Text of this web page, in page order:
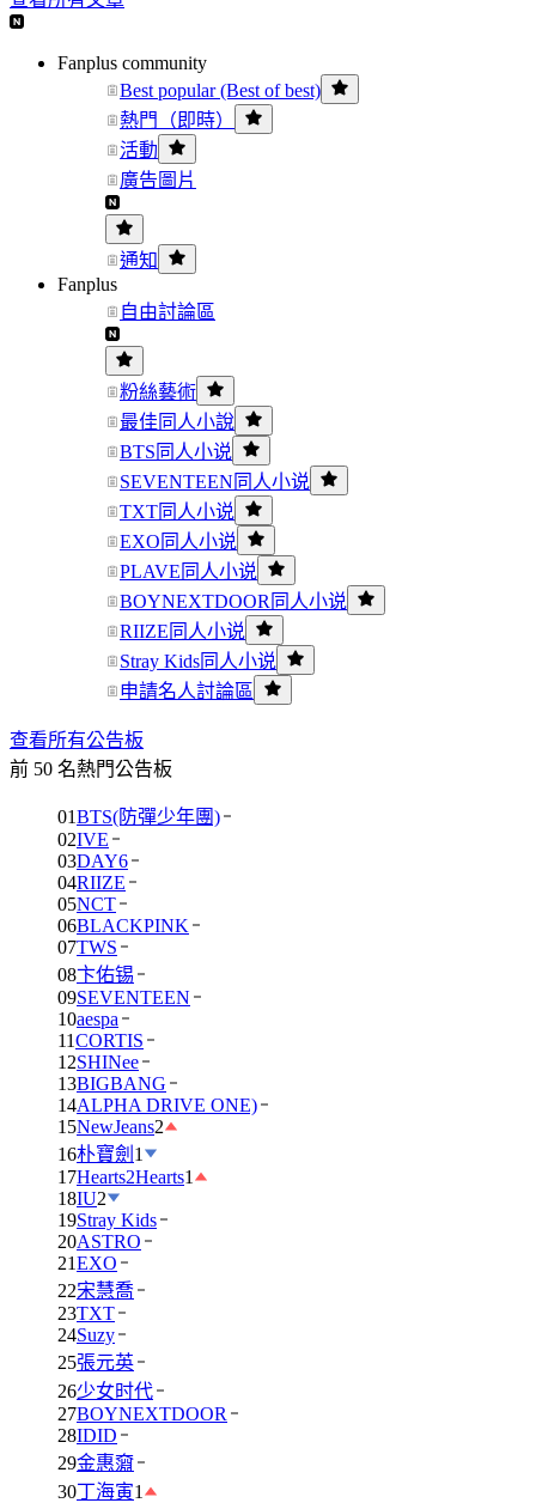
Fanplus community
Best popular (Best of best)
熱門（即時）
活動
廣告圖片
通知
Fanplus
自由討論區
粉絲藝術
最佳同人小說
BTS同人小说
SEVENTEEN同人小说
TXT同人小说
EXO同人小说
PLAVE同人小说
BOYNEXTDOOR同人小说
RIIZE同人小说
Stray Kids同人小说
申請名人討論區
查看所有公告板
前 50 名熱門公告板
01BTS(防彈少年團)
02IVE
03DAY6
04RIIZE
05NCT
06BLACKPINK
07TWS
08卞佑锡
09SEVENTEEN
10aespa
11CORTIS
12SHINee
13BIGBANG
14ALPHA DRIVE ONE)
15NewJeans2
16朴寶劍 1
17Hearts2Hearts1
18IU2
19Stray Kids
20ASTRO
21EXO
22宋慧喬
23TXT
24Suzy
25張元英
26少女时代
27BOYNEXTDOOR
28IDID
29金惠奫
30丁海寅1